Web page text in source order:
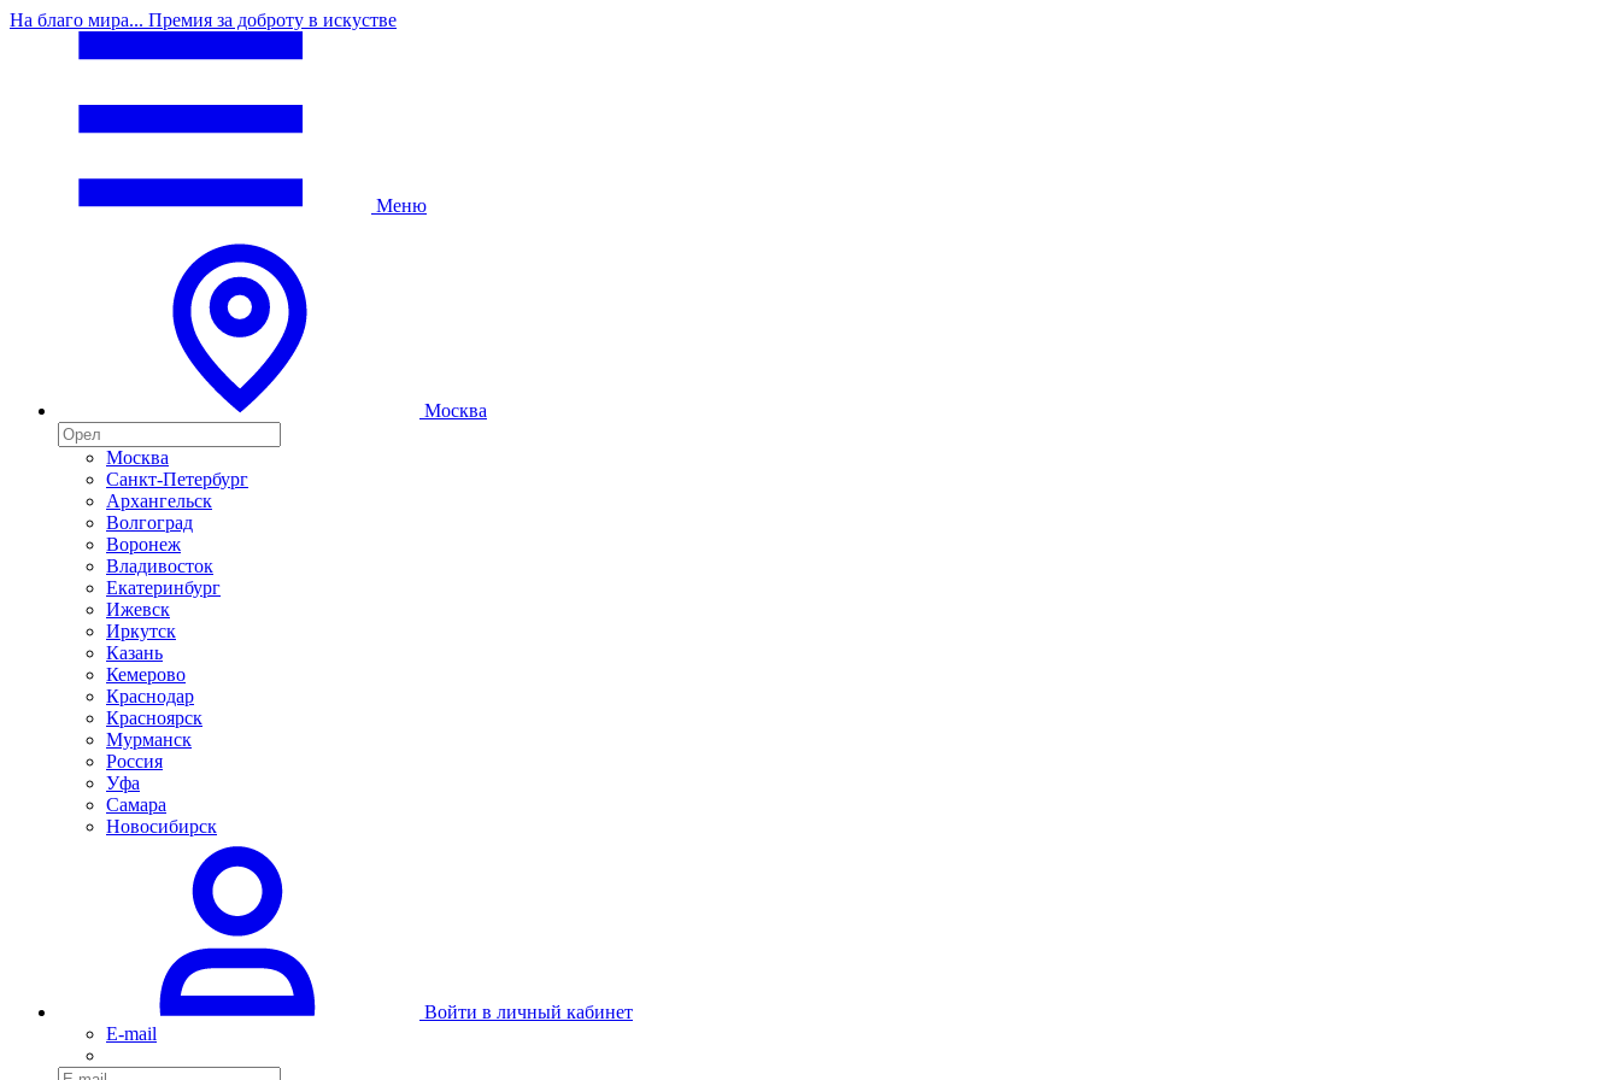
На благо мира... Премия за доброту в искустве
Меню
Москва
Москва
Санкт-Петербург
Архангельск
Волгоград
Воронеж
Владивосток
Екатеринбург
Ижевск
Иркутск
Казань
Кемерово
Краснодар
Красноярск
Мурманск
Россия
Уфа
Самара
Новосибирск
Войти в личный кабинет
E-mail